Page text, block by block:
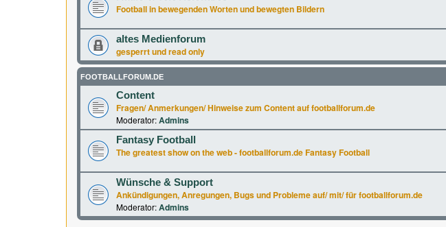
Football in bewegenden Worten und bewegten Bildern
altes Medienforum
gesperrt und read only
FOOTBALLFORUM.DE
Content
Fragen/ Anmerkungen/ Hinweise zum Content auf footballforum.de
Moderator:Admins
Fantasy Football
The greatest show on the web - footballforum.de Fantasy Football
Wünsche & Support
Ankündigungen, Anregungen, Bugs und Probleme auf/ mit/ für footballforum.de
Moderator:Admins